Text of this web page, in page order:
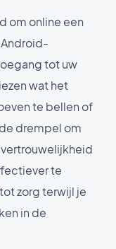
om online een
tot uw
wat het
te bellen of
drempel om
te
zorg terwijl je
in de